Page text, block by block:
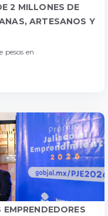
2 MILLONES DE
ARTESANOS Y
pesos en